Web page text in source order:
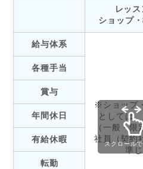
レッ
ショップ
給与体系
※ショップ
としては
（一般・限
社員（契約
準
各種手当
賞与
年間休日
有給休暇
転勤
スクロール